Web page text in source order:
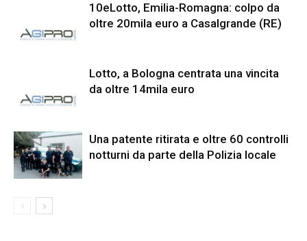
10eLotto, Emilia-Romagna: colpo da
oltre 20mila euro a Casalgrande (RE)
Lotto, a Bologna centrata una vincita
da oltre 14mila euro
Una patente ritirata e oltre 60 controlli
notturni da parte della Polizia locale